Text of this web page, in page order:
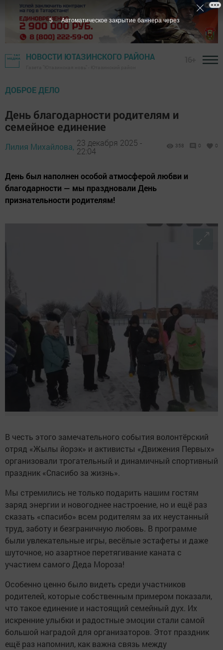
НОВОСТИ ЮТАЗИНСКОГО РАЙОНА
ДОБРОЕ ДЕЛО
День благодарности родителям и
семейное единение
Лилия Михайлова, 23 декабря 2025 -
22:04
358 0 0
День был наполнен особой атмосферой любви и
благодарности — мы праздновали День
признательности родителям!
В честь этого замечательного события волонтёрский
отряд «Жылы йорэк» и активисты «Движения Первых»
организовали трогательный и динамичный спортивный
праздник «Спасибо за жизнь».
Мы стремились не только подарить нашим гостям
заряд энергии и новогоднее настроение, но и ещё раз
сказать «спасибо» всем родителям за их неустанный
труд, заботу и безграничную любовь. В программе
были увлекательные игры, весёлые эстафеты и даже
шуточное, но азартное перетягивание каната с
участием самого Деда Мороза!
Особенно ценно было видеть среди участников
родителей, которые собственным примером показали,
что такое единение и настоящий семейный дух. Их
искренние улыбки и радостные эмоции стали самой
большой наградой для организаторов. Этот праздник
ещё раз напомнил, как важна связь между
4 Автоматическое закрытие баннера через